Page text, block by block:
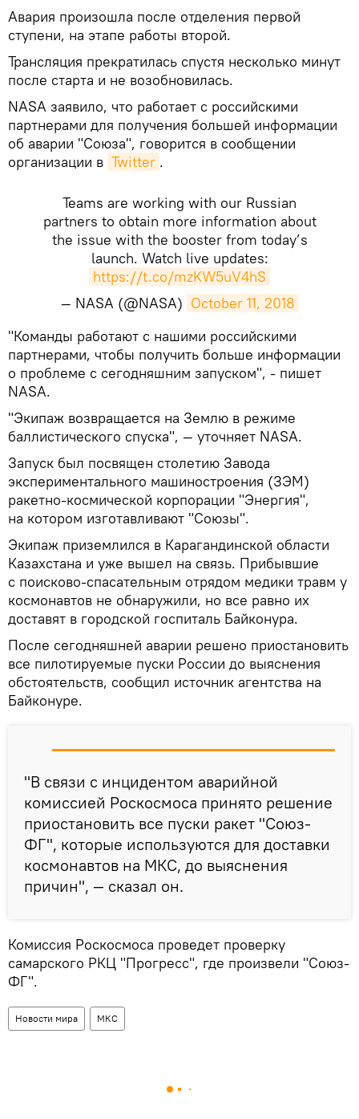
Авария произошла после отделения первой
ступени, на этапе работы второй.
Трансляция прекратилась спустя несколько минут
после старта и не возобновилась.
NASA заявило, что работает с российскими
партнерами для получения большей информации
об аварии "Союза", говорится в сообщении
организации в Twitter .
Teams are working with our Russian
partners to obtain more information about
the issue with the booster from today’s
launch. Watch live updates:
https://t.co/mzKW5uV4hS
— NASA (@NASA) October 11, 2018
​"Команды работают с нашими российскими
партнерами, чтобы получить больше информации
о проблеме с сегодняшним запуском", - пишет
NASA.
"Экипаж возвращается на Землю в режиме
баллистического спуска", — уточняет NASA.
Запуск был посвящен столетию Завода
экспериментального машиностроения (ЗЭМ)
ракетно-космической корпорации "Энергия",
на котором изготавливают "Союзы".
Экипаж приземлился в Карагандинской области
Казахстана и уже вышел на связь. Прибывшие
с поисково-спасательным отрядом медики травм у
космонавтов не обнаружили, но все равно их
доставят в городской госпиталь Байконура.
После сегодняшней аварии решено приостановить
все пилотируемые пуски России до выяснения
обстоятельств, сообщил источник агентства на
Байконуре.
"В связи с инцидентом аварийной
комиссией Роскосмоса принято решение
приостановить все пуски ракет "Союз-
ФГ", которые используются для доставки
космонавтов на МКС, до выяснения
причин", — сказал он.
Комиссия Роскосмоса проведет проверку
самарского РКЦ "Прогресс", где произвели "Союз-
ФГ".
Новости мира МКС